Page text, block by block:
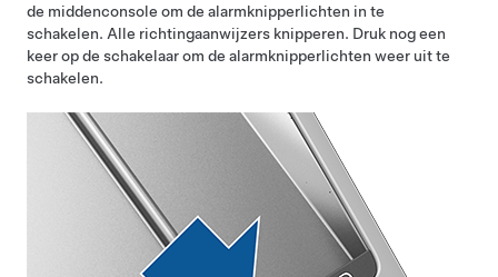
de middenconsole om de alarmknipperlichten in te
schakelen. Alle richtingaanwijzers knipperen. Druk nog een
keer op de schakelaar om de alarmknipperlichten weer uit te
schakelen.